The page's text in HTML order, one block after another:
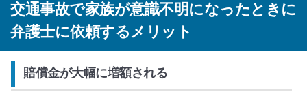
交通事故で家族が意識不明になったときに
弁護士に依頼するメリット
賠償金が大幅に増額される